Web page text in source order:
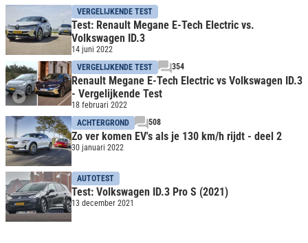
VERGELIJKENDE TEST
Test: Renault Megane E-Tech Electric vs.
Volkswagen ID.3
14 juni 2022
VERGELIJKENDE TEST
354
Renault Megane E-Tech Electric vs Volkswagen ID.3
- Vergelijkende Test
18 februari 2022
ACHTERGROND
508
Zo ver komen EV's als je 130 km/h rijdt - deel 2
30 januari 2022
AUTOTEST
Test: Volkswagen ID.3 Pro S (2021)
13 december 2021